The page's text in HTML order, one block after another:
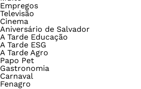
Empregos
Televisão
Cinema
Aniversário de Salvador
A Tarde Educação
A Tarde ESG
A Tarde Agro
Papo Pet
Gastronomia
Carnaval
Fenagro